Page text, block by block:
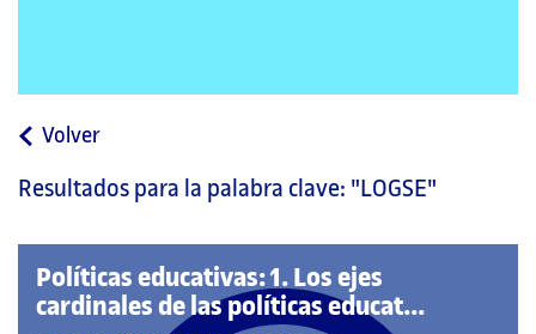
Volvera
página
Resultados para la palabra clave: "LOGSE"
Políticas educativas: 1. Los ejes
cardinales de las políticas educat...